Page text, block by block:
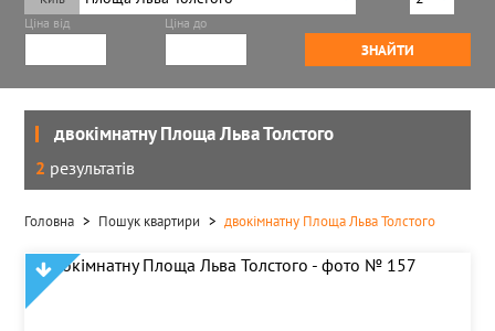
Бориспільська
Вирлиця
Вокзальна
Героїв Дніпра
Голосіївська
Ціна від Ціна до
ЗНАЙТИ
двокімнатну Площа Льва Толстого
2 результатів
Головна Пошук квартири двокімнатну Площа Льва Толстого